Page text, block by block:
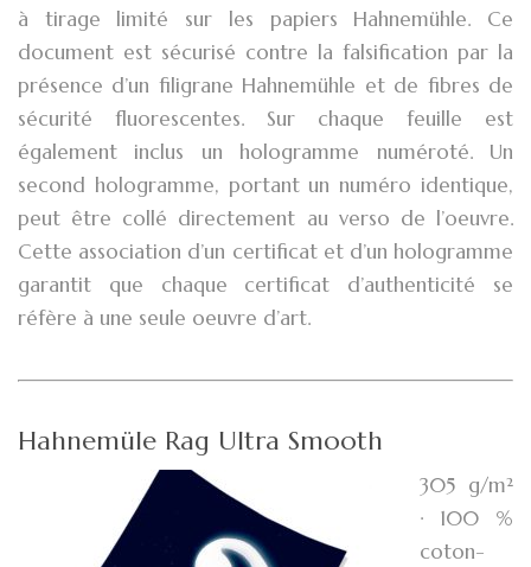
à tirage limité sur les papiers Hahnemühle. Ce
document est sécurisé contre la falsification par la
présence d’un filigrane Hahnemühle et de fibres de
sécurité fluorescentes. Sur chaque feuille est
également inclus un hologramme numéroté. Un
second hologramme, portant un numéro identique,
peut être collé directement au verso de l’oeuvre.
Cette association d’un certificat et d’un hologramme
garantit que chaque certificat d’authenticité se
réfère à une seule oeuvre d’art.
Hahnemüle Rag Ultra Smooth
305 g/m²
· 100 %
coton-